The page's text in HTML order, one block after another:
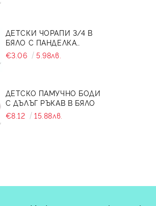
ДЕТСКИ ЧОРАПИ 3/4 В
БЯЛО С ПАНДЕЛКА
7465464 ОТ КОЛЕКЦИЯ
СНЕЖИНА
€3.06 5.98лв.
ДЕТСКО ПАМУЧНО БОДИ
С ДЪЛЪГ РЪКАВ В БЯЛО
€8.12
15.88лв.